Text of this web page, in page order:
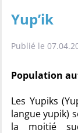
Yup’ik
Publié le
Population
Les Yupiks
langue yupik)
la moitié